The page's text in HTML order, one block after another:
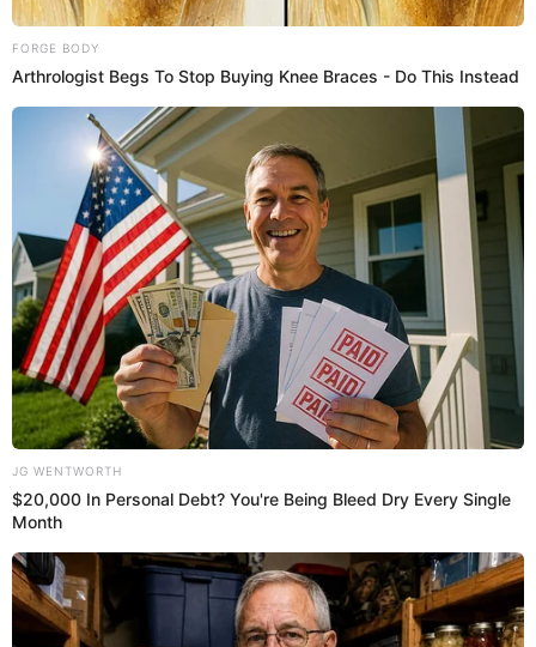
11:28 31/10/2024
Canales de atención de Interbank
Los usuarios pueden comunicarse con el servicio de
atención al cliente de Interbank mediante los
números:
- Línea de atención al cliente Interbank: (01) 311-9000
- WhatsApp de Interbank: +51 981 123 123